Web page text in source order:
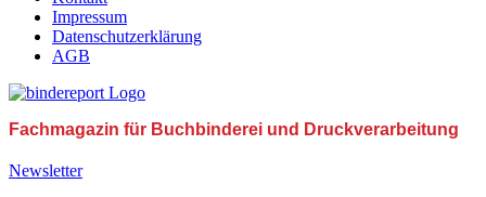
Impressum
Datenschutzerklärung
AGB
Fachmagazin für Buchbinderei und Druckverarbeitung
Newsletter